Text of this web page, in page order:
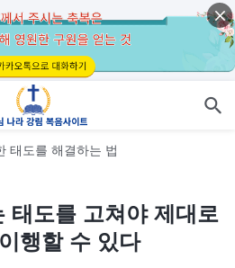
태도를 해결하는 법
태도를 고쳐야 제대로
행할 수 있다